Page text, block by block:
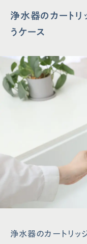
浄水器のカート
うケース
浄水器のカートリッ